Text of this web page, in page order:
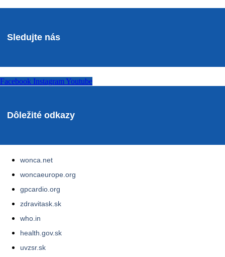
Sledujte nás
Facebook Instagram Youtube
Dôležité odkazy
wonca.net
woncaeurope.org
gpcardio.org
zdravitask.sk
who.in
health.gov.sk
uvzsr.sk